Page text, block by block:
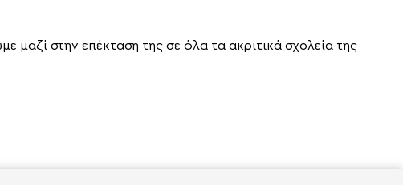
στην επέκταση της σε όλα τα ακριτικά σχολεία της